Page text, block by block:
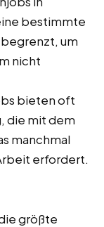
bestimmte
um
nicht
bieten oft
die mit dem
manchmal
erfordert.
größte